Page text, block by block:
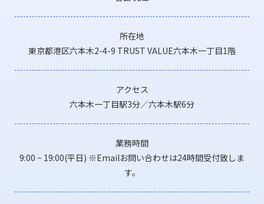
所在地
東京都港区六本木2-4-9 TRUST VALUE六本木一丁目1階
アクセス
六本木一丁目駅3分／六本木駅6分
業務時間
9:00 ~ 19:00(平日) ※Emailお問い合わせは24時間受付致しま
す。